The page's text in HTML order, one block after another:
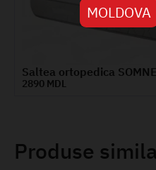
Saltea ortopedica SOMNEO ZEN 1.6x1.9 m
Produse
MOLDOVA